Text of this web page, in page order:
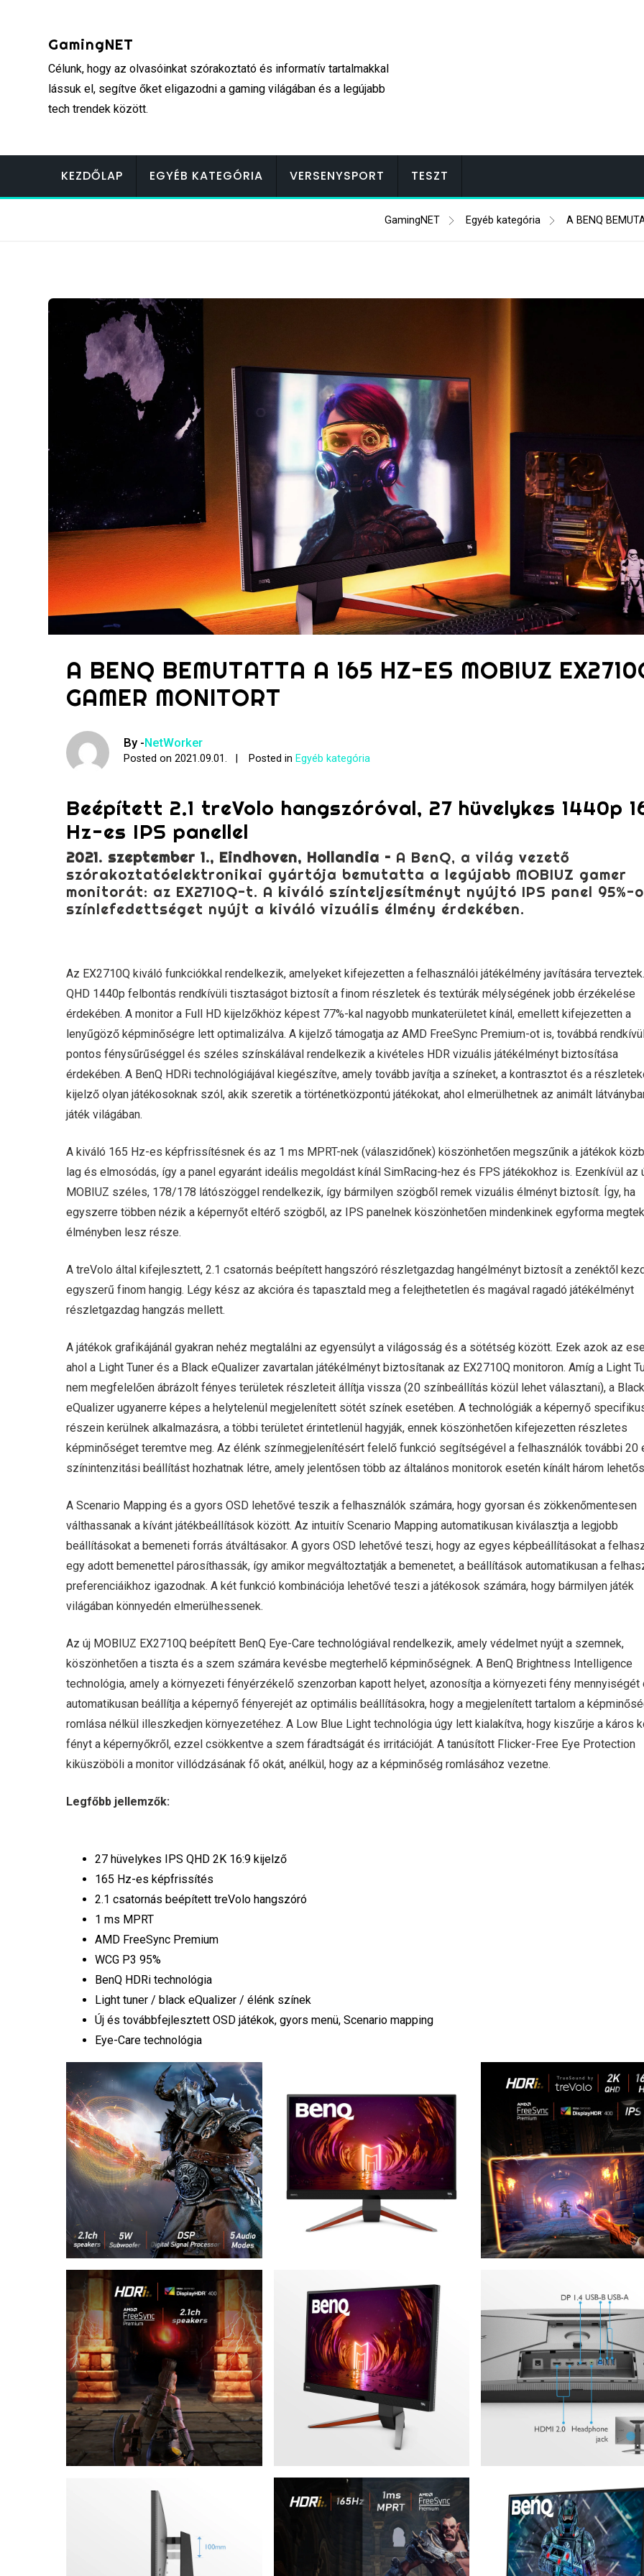
GamingNET
Célunk, hogy az olvasóinkat szórakoztató és informatív tartalmakkal
lássuk el, segítve őket eligazodni a gaming világában és a legújabb
tech trendek között.
KEZDŐLAP EGYÉB KATEGÓRIA VERSENYSPORT TESZT
GamingNET Egyéb kategória A BENQ
A BENQ BEMUTATTA A 165 HZ-ES MOBIUZ
GAMER MONITORT
By -NetWorker
Posted on2021.09.01. Posted inEgyéb kategória
Beépített 2.1 treVolo hangszóróval, 27 hüvelykes 1440p
Hz-es IPS panellel
2021. szeptember 1., Eindhoven, Hollandia – A BenQ, a világ vezető
szórakoztatóelektronikai gyártója bemutatta a legújabb MOBIUZ gamer
monitorát: az EX2710Q-t. A kiváló színteljesítményt nyújtó IPS panel 95%-
színlefedettséget nyújt a kiváló vizuális élmény érdekében.
Az EX2710Q kiváló funkciókkal rendelkezik, amelyeket kifejezetten a felhasználói játékélmény javítására
QHD 1440p felbontás rendkívüli tisztaságot biztosít a finom részletek és textúrák mélységének jobb érzékelése
érdekében. A monitor a Full HD kijelzőkhöz képest 77%-kal nagyobb munkaterületet kínál, emellett kifejezetten a
lenyűgöző képminőségre lett optimalizálva. A kijelző támogatja az AMD FreeSync Premium-ot is, továbbá rendkívül
pontos fénysűrűséggel és széles színskálával rendelkezik a kivételes HDR vizuális játékélményt biztosítása
érdekében. A BenQ HDRi technológiájával kiegészítve, amely tovább javítja a színeket, a kontrasztot és a
kijelző olyan játékosoknak szól, akik szeretik a történetközpontú játékokat, ahol elmerülhetnek az animált
játék világában.
A kiváló 165 Hz-es képfrissítésnek és az 1 ms MPRT-nek (válaszidőnek) köszönhetően megszűnik a játékok
lag és elmosódás, így a panel egyaránt ideális megoldást kínál SimRacing-hez és FPS játékokhoz is. Ezenkívül az
MOBIUZ széles, 178/178 látószöggel rendelkezik, így bármilyen szögből remek vizuális élményt biztosít. Így, ha
egyszerre többen nézik a képernyőt eltérő szögből, az IPS panelnek köszönhetően mindenkinek egyforma
élményben lesz része.
A treVolo által kifejlesztett, 2.1 csatornás beépített hangszóró részletgazdag hangélményt biztosít a zenéktől
egyszerű finom hangig. Légy kész az akcióra és tapasztald meg a felejthetetlen és magával ragadó játékélményt
részletgazdag hangzás mellett.
A játékok grafikájánál gyakran nehéz megtalálni az egyensúlyt a világosság és a sötétség között. Ezek azok az
ahol a Light Tuner és a Black eQualizer zavartalan játékélményt biztosítanak az EX2710Q monitoron. Amíg a Light
nem megfelelően ábrázolt fényes területek részleteit állítja vissza (20 színbeállítás közül lehet választani), a Black
eQualizer ugyanerre képes a helytelenül megjelenített sötét színek esetében. A technológiák a képernyő
részein kerülnek alkalmazásra, a többi területet érintetlenül hagyják, ennek köszönhetően kifejezetten részletes
képminőséget teremtve meg. Az élénk színmegjelenítésért felelő funkció segítségével a felhasználók további 20
színintenzitási beállítást hozhatnak létre, amely jelentősen több az általános monitorok esetén kínált három
A Scenario Mapping és a gyors OSD lehetővé teszik a felhasználók számára, hogy gyorsan és zökkenőmentesen
válthassanak a kívánt játékbeállítások között. Az intuitív Scenario Mapping automatikusan kiválasztja a legjobb
beállításokat a bemeneti forrás átváltásakor. A gyors OSD lehetővé teszi, hogy az egyes képbeállításokat a
egy adott bemenettel párosíthassák, így amikor megváltoztatják a bemenetet, a beállítások automatikusan a
preferenciáikhoz igazodnak. A két funkció kombinációja lehetővé teszi a játékosok számára, hogy bármilyen játék
világában könnyedén elmerülhessenek.
Az új MOBIUZ EX2710Q beépített BenQ Eye-Care technológiával rendelkezik, amely védelmet nyújt a szemnek,
köszönhetően a tiszta és a szem számára kevésbe megterhelő képminőségnek. A BenQ Brightness Intelligence
technológia, amely a környezeti fényérzékelő szenzorban kapott helyet, azonosítja a környezeti fény mennyiségét
automatikusan beállítja a képernyő fényerejét az optimális beállításokra, hogy a megjelenített tartalom a
romlása nélkül illeszkedjen környezetéhez. A Low Blue Light technológia úgy lett kialakítva, hogy kiszűrje a káros
fényt a képernyőkről, ezzel csökkentve a szem fáradtságát és irritációját. A tanúsított Flicker-Free Eye Protection
kiküszöböli a monitor villódzásának fő okát, anélkül, hogy az a képminőség romlásához vezetne.
Legfőbb jellemzők:
27 hüvelykes IPS QHD 2K 16:9 kijelző
165 Hz-es képfrissítés
2.1 csatornás beépített treVolo hangszóró
1 ms MPRT
AMD FreeSync Premium
WCG P3 95%
BenQ HDRi technológia
Light tuner / black eQualizer / élénk színek
Új és továbbfejlesztett OSD játékok, gyors menü, Scenario mapping
Eye-Care technológia